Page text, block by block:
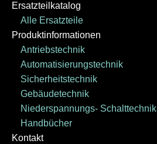
Ersatzteilkatalog
Alle Ersatzteile
Produktinformationen
Antriebstechnik
Automatisierungstechnik
Sicherheitstechnik
Gebäudetechnik
Niederspannungs- Schalttechnik
Handbücher
Kontakt